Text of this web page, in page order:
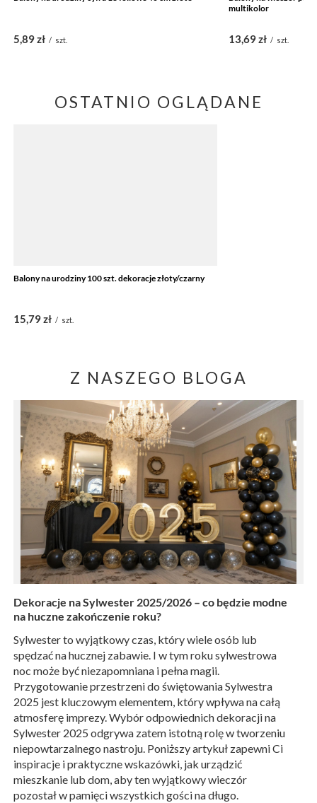
5,89 zł / szt.
multikolor
13,69 zł / szt.
OSTATNIO OGLĄDANE
Balony na urodziny 100 szt. dekoracje złoty/czarny
15,79 zł / szt.
Z NASZEGO BLOGA
Dekoracje na Sylwester 2025/2026 – co będzie modne
na huczne zakończenie roku?
Sylwester to wyjątkowy czas, który wiele osób lub
spędzać na hucznej zabawie. I w tym roku sylwestrowa
noc może być niezapomniana i pełna magii.
Przygotowanie przestrzeni do świętowania Sylwestra
2025 jest kluczowym elementem, który wpływa na całą
atmosferę imprezy. Wybór odpowiednich dekoracji na
Sylwester 2025 odgrywa zatem istotną rolę w tworzeniu
niepowtarzalnego nastroju. Poniższy artykuł zapewni Ci
inspiracje i praktyczne wskazówki, jak urządzić
mieszkanie lub dom, aby ten wyjątkowy wieczór
pozostał w pamięci wszystkich gości na długo.